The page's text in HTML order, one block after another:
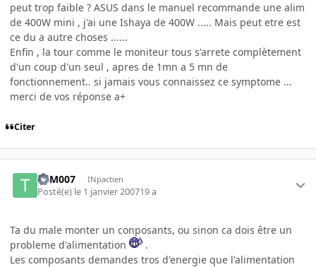
peut trop faible ? ASUS dans le manuel recommande une alim
de 400W mini , j'ai une Ishaya de 400W ..... Mais peut etre est
ce du a autre choses ......
Enfin , la tour comme le moniteur tous s'arrete complètement
d'un coup d'un seul , apres de 1mn a 5 mn de
fonctionnement.. si jamais vous connaissez ce symptome ...
merci de vos réponse a+
Citer
TYM007 INpactien
Posté(e) le 1 janvier 200719 a
Ta du male monter un conposants, ou sinon ca dois être un
probleme d'alimentation
.
Les composants demandes tros d'energie que l'alimentation